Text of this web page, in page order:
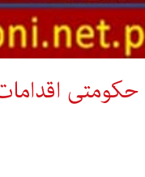
اقدامات